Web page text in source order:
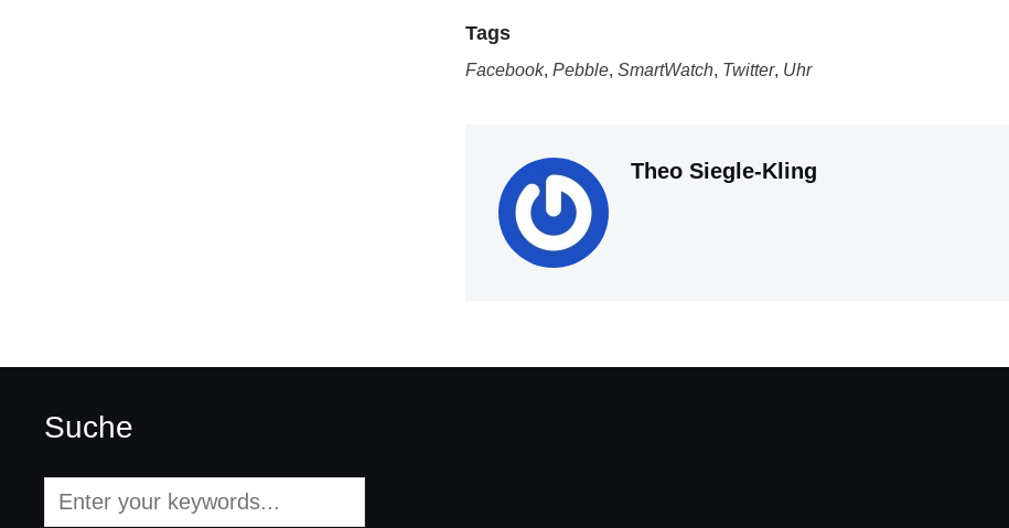
Tags
Facebook, Pebble, SmartWatch, Twitter, Uhr
Theo Siegle-Kling
Suche